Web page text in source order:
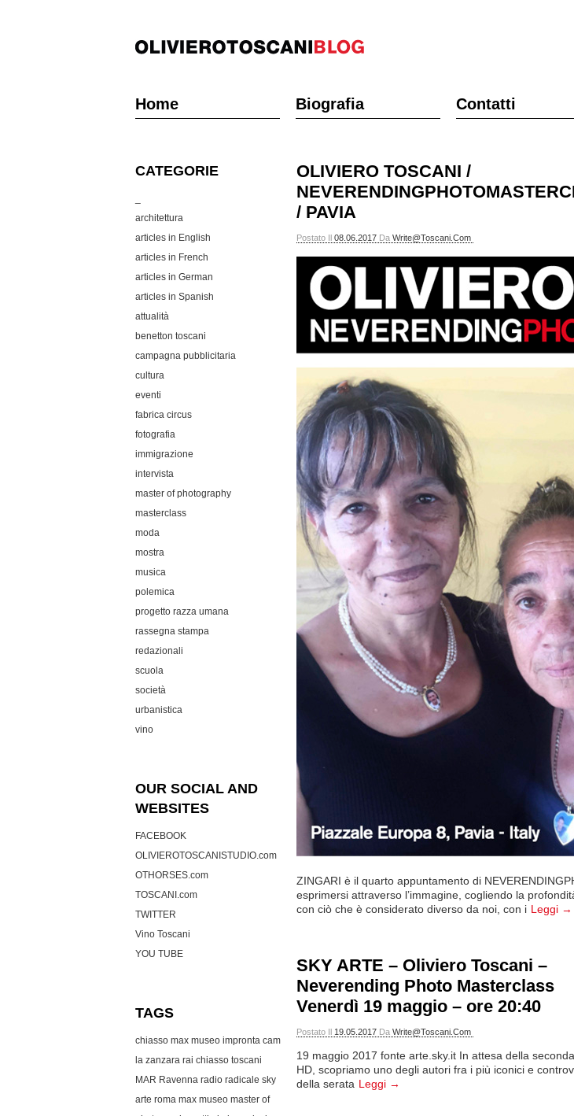
Home Biografia Contatti
CATEGORIE
architettura
articles in English
articles in French
articles in German
articles in Spanish
attualità
benetton toscani
campagna pubblicitaria
cultura
eventi
fabrica circus
fotografia
immigrazione
intervista
master of photography
masterclass
moda
mostra
musica
polemica
progetto razza umana
rassegna stampa
redazionali
scuola
società
urbanistica
vino
OUR SOCIAL AND
WEBSITES
FACEBOOK
OLIVIEROTOSCANISTUDIO.com
OTHORSES.com
TOSCANI.com
TWITTER
Vino Toscani
YOU TUBE
TAGS
chiasso max museo impronta cam
la zanzara rai chiasso toscani
MAR Ravenna radio radicale sky
arte roma max museo master of
OLIVIERO TOSCANI /
/ PAVIA
Postato Il 08.06.2017 Da Write@toscani.com
ZINGARI è il quarto appuntamento di
esprimersi attraverso l’immagine, cogliendo la
con ciò che è considerato diverso da noi, con i Leggi →
SKY ARTE – Oliviero Toscani –
Neverending Photo Masterclass
Venerdì 19 maggio – ore 20:40
Postato Il 19.05.2017 Da Write@toscani.com
19 maggio 2017 fonte arte.sky.it In attesa della
HD, scopriamo uno degli autori fra i più iconici e
della serata Leggi →